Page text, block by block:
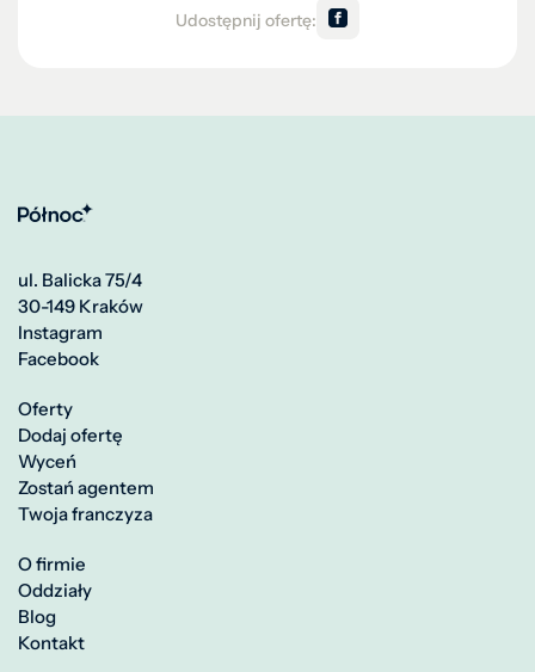
Udostępnij ofertę:
ul. Balicka 75/4
30-149 Kraków
Instagram
Facebook
Oferty
Dodaj ofertę
Wyceń
Zostań agentem
Twoja franczyza
O firmie
Oddziały
Blog
Kontakt